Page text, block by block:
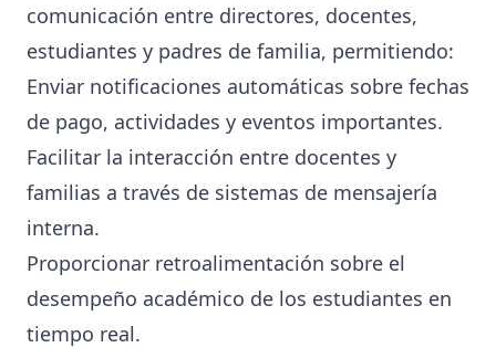
comunicación entre directores, docentes,
estudiantes y padres de familia, permitiendo:
Enviar notificaciones automáticas sobre fechas
de pago, actividades y eventos importantes.
Facilitar la interacción entre docentes y
familias a través de sistemas de mensajería
interna.
Proporcionar retroalimentación sobre el
desempeño académico de los estudiantes en
tiempo real.